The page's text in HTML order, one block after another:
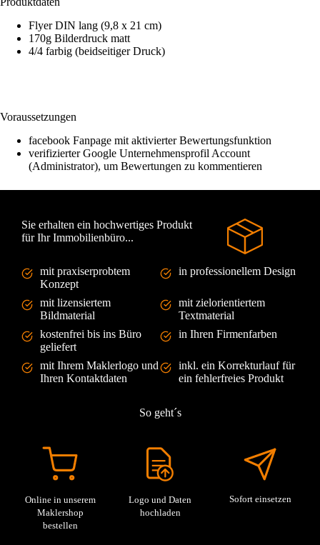
Flyer DIN lang (9,8 x 21 cm)
170g Bilderdruck matt
4/4 farbig (beidseitiger Druck)
Voraussetzungen
facebook Fanpage mit aktivierter Bewertungsfunktion
verifizierter Google Unternehmensprofil Account
(Administrator), um Bewertungen zu kommentieren
Sie erhalten ein hochwertiges Produkt
für Ihr Immobilienbüro...
mit praxiserprobtem
Konzept
in professionellem Design
mit lizensiertem
Bildmaterial
mit zielorientiertem
Textmaterial
kostenfrei bis ins Büro
geliefert
in Ihren Firmenfarben
mit Ihrem Maklerlogo und
Ihren Kontaktdaten
inkl. ein Korrekturlauf für
ein fehlerfreies Produkt
So geht´s
Online in unserem
Maklershop
bestellen
Logo und Daten
hochladen
Sofort einsetzen